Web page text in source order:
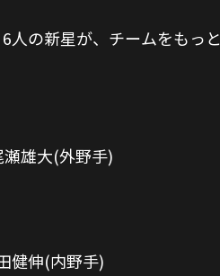
人の新星が、チームをもっと
瀬雄大(外野手)
健伸(内野手)